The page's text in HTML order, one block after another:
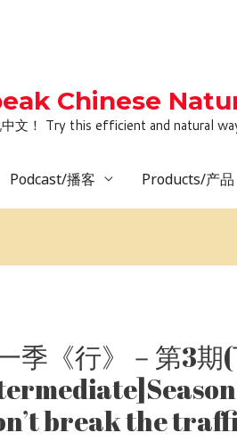
Chinese
文！ Try this efficient and natural
Podcast/播客 Products/产品
季《行》－第3期
break the